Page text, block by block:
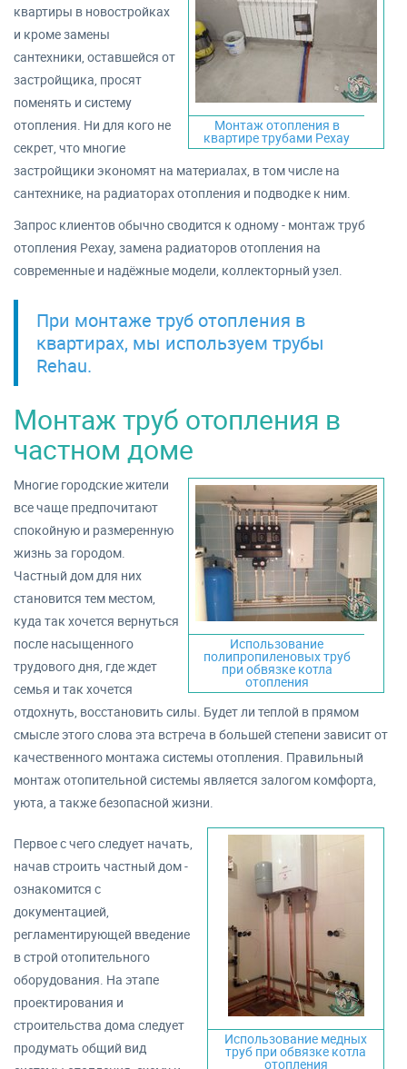
Монтаж отопления в
квартире трубами Рехау
квартиры в новостройках
и кроме замены
сантехники, оставшейся от
застройщика, просят
поменять и систему
отопления. Ни для кого не
секрет, что многие
застройщики экономят на материалах, в том числе на
сантехнике, на радиаторах отопления и подводке к ним.
Запрос клиентов обычно сводится к одному - монтаж труб
отопления Рехау, замена радиаторов отопления на
современные и надёжные модели, коллекторный узел.
При монтаже труб отопления в
квартирах, мы используем трубы
Rehau.
Монтаж труб отопления в
частном доме
Использование
полипропиленовых труб
при обвязке котла
отопления
Многие городские жители
все чаще предпочитают
спокойную и размеренную
жизнь за городом.
Частный дом для них
становится тем местом,
куда так хочется вернуться
после насыщенного
трудового дня, где ждет
семья и так хочется
отдохнуть, восстановить силы. Будет ли теплой в прямом
смысле этого слова эта встреча в большей степени зависит от
качественного монтажа системы отопления. Правильный
монтаж отопительной системы является залогом комфорта,
уюта, а также безопасной жизни.
Использование медных
труб при обвязке котла
отопления
Первое с чего следует начать,
начав строить частный дом -
ознакомится с
документацией,
регламентирующей введение
в строй отопительного
оборудования. На этапе
проектирования и
строительства дома следует
продумать общий вид